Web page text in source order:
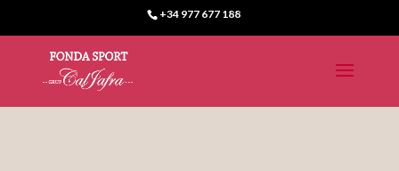
+34 977 677 188